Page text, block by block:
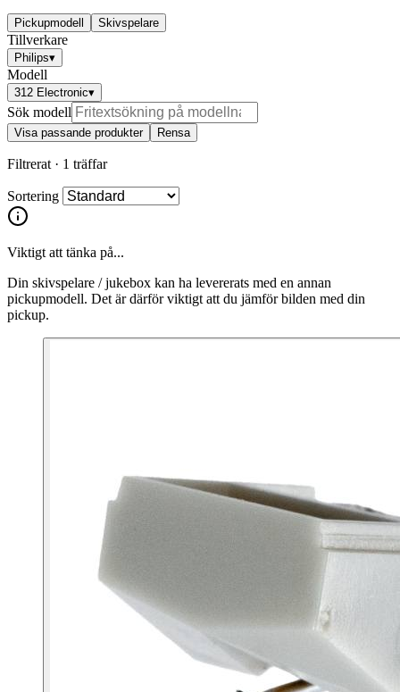
Pickupmodell Skivspelare
Tillverkare
Philips▾
Modell
312 Electronic▾
Sök modell
Visa passande produkter Rensa
Filtrerat · 1 träffar
Sortering
Viktigt att tänka på...
Din skivspelare / jukebox kan ha levererats med en annan
pickupmodell. Det är därför viktigt att du jämför bilden med din
pickup.